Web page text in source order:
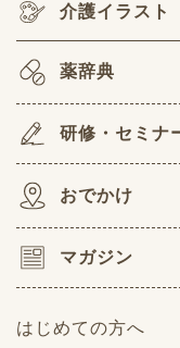
介護イラスト
薬辞典
研修・セミナ
おでかけ
マガジン
はじめての方へ